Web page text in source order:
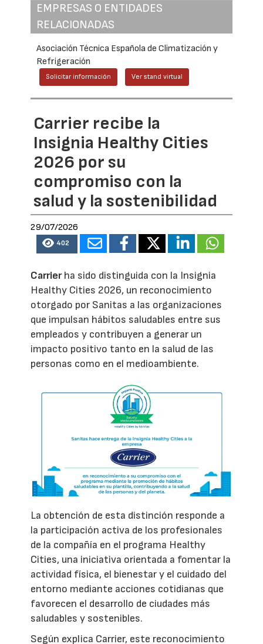
EMPRESAS O ENTIDADES
RELACIONADAS
Asociación Técnica Española de Climatización y
Refrigeración
Solicitar información Ver stand virtual
Carrier recibe la
Insignia Healthy Cities
2026 por su
compromiso con la
salud y la sostenibilidad
29/07/2026
402
Carrierha sido distinguida con la Insignia
Healthy Cities 2026, un reconocimiento
otorgado por Sanitas a las organizaciones
que impulsan hábitos saludables entre sus
empleados y contribuyen a generar un
impacto positivo tanto en la salud de las
personas como en el medioambiente.
La obtención de esta distinción responde a
la participación activa de los profesionales
de la compañía en el programa Healthy
Cities, una iniciativa orientada a fomentar la
actividad física, el bienestar y el cuidado del
entorno mediante acciones cotidianas que
favorecen el desarrollo de ciudades más
saludables y sostenibles.
Según explica Carrier, este reconocimiento